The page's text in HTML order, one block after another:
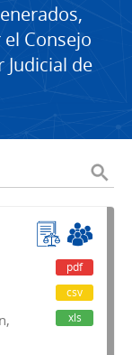
Consejo
de
pdf
csv
xls